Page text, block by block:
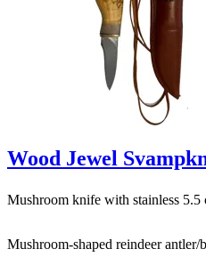
Wood Jewel
Mushroom knife with stainless 5.5
Mushroom-shaped reindeer